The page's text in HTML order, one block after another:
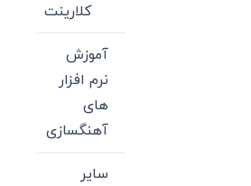
کلارینت
آموزش
نرم افزار
های
آهنگسازی
سایر